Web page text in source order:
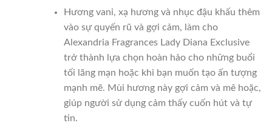
Hương vani, xạ hương và nhục đậu khấu thêm
vào sự quyến rũ và gợi cảm, làm cho
Alexandria Fragrances Lady Diana Exclusive
trở thành lựa chọn hoàn hảo cho những buổi
tối lãng mạn hoặc khi bạn muốn tạo ấn tượng
mạnh mẽ. Mùi hương này gợi cảm và mê hoặc,
giúp người sử dụng cảm thấy cuốn hút và tự
tin.